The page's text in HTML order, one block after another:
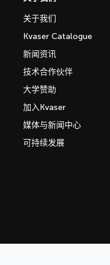
关于我们
Kvaser Catalogue
新闻资讯
技术合作伙伴
大学赞助
加入Kvaser
媒体与新闻中心
可持续发展